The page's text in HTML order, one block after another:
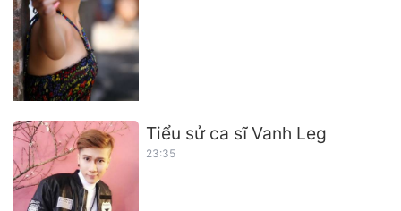
Tiểu sử ca sĩ Vanh Leg
23:35